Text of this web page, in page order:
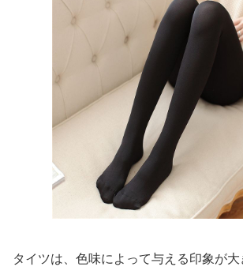
タイツは、色味によって与える印象が大